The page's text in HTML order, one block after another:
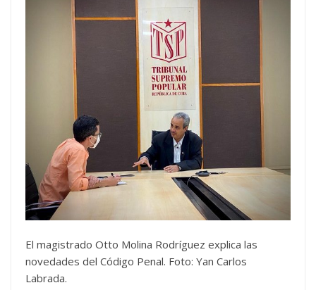
El magistrado Otto Molina Rodríguez explica las
novedades del Código Penal. Foto: Yan Carlos
Labrada.